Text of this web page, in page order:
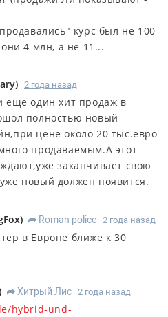
курс был не 100
4 млн, а не 11...
) 2 года назад
еще один хит продаж в
полностью новый
цене около 20 тыс.евро
продаваемым.А этот
заканчивает свою
новый должен появится.
) R Roman police 2 года назад
в Европе ближе к 30
R Хитрый Лис 2 года назад
hybrid-und-